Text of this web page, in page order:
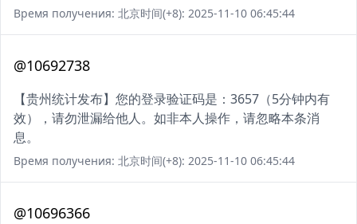
Время получения: 北京时间(+8): 2025-11-10 06:45:44
@10692738
【贵州统计发布】您的登录验证码是：3657（5分钟内有
效），请勿泄漏给他人。如非本人操作，请忽略本条消
息。
Время получения: 北京时间(+8): 2025-11-10 06:45:44
@10696366